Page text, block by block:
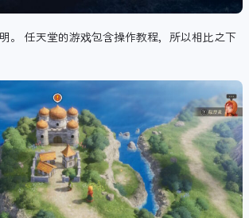
。 任天堂的游戏包含操作教程，所以相比之下